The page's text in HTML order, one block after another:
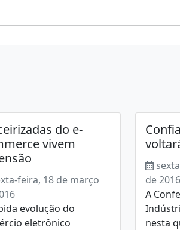
do e-
vivem
feira, 18 de março
evolução do
eletrônico
de 2016
A
nesta